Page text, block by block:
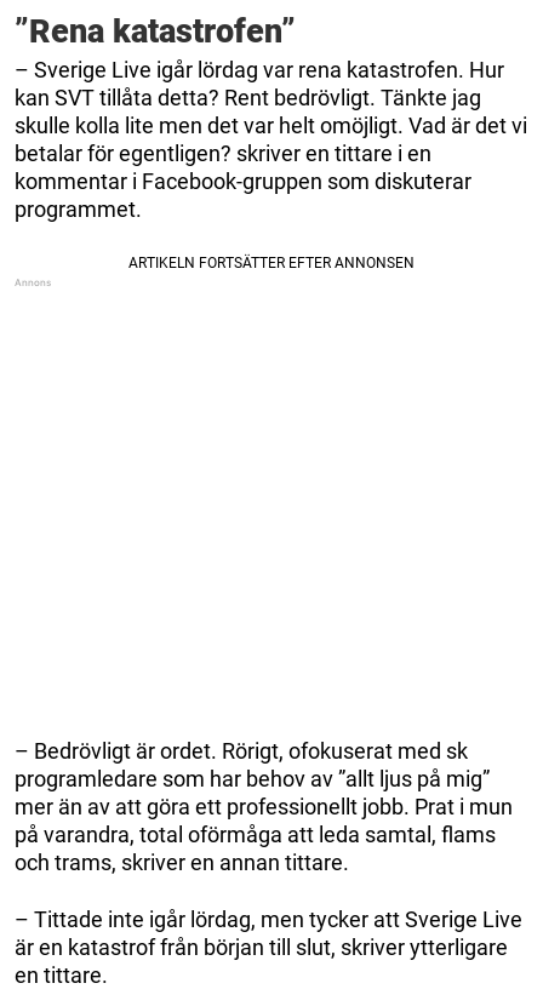
”Rena katastrofen”
– Sverige Live igår lördag var rena katastrofen. Hur
kan SVT tillåta detta? Rent bedrövligt. Tänkte jag
skulle kolla lite men det var helt omöjligt. Vad är det vi
betalar för egentligen? skriver en tittare i en
kommentar i Facebook-gruppen som diskuterar
programmet.
– Bedrövligt är ordet. Rörigt, ofokuserat med sk
programledare som har behov av ”allt ljus på mig”
mer än av att göra ett professionellt jobb. Prat i mun
på varandra, total oförmåga att leda samtal, flams
och trams, skriver en annan tittare.
– Tittade inte igår lördag, men tycker att Sverige Live
är en katastrof från början till slut, skriver ytterligare
en tittare.